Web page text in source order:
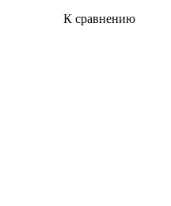
К сравнению